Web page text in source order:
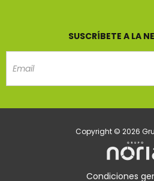
SUSCRÍBETE A LA
Copyright © 2026
Condiciones